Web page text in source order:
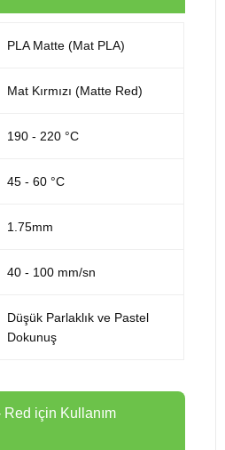
PLA Matte (Mat PLA)
Mat Kırmızı (Matte Red)
190 - 220 °C
45 - 60 °C
1.75mm
40 - 100 mm/sn
Düşük Parlaklık ve Pastel
Dokunuş
için Kullanım